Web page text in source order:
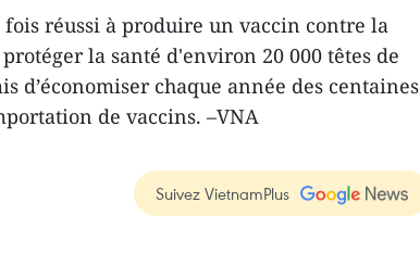
réussi à produire un vaccin contre la
la santé d'environ 20 000 têtes de
d’économiser chaque année des centaines
de vaccins. –VNA
Suivez VietnamPlus